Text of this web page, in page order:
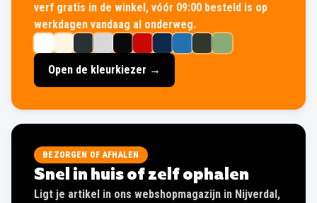
verf gratis in de winkel, vóór 09:00 besteld is op
werkdagen vandaag al onderweg.
Open de kleurkiezer →
BEZORGEN OF AFHALEN
Snel in huis of zelf ophalen
Ligt je artikel in ons webshopmagazijn in Nijverdal,